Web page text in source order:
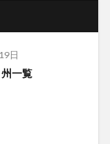
日
一覧